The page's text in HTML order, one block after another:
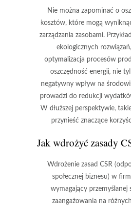
Nie można zapominać o
kosztów, które mogą
zarządzania zasobami.
ekologicznych
optymalizacja procesów
oszczędność energii, nie
negatywny wpływ na
prowadzi do redukcji
W dłuższej perspektywie,
przynieść znaczące
Jak wdrożyć zasady
Wdrożenie zasad CSR
społecznej biznesu) w
wymagający przemyślanej
zaangażowania na